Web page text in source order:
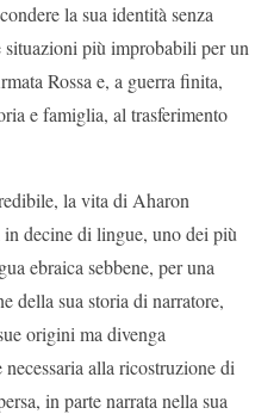
la sua identità senza
situazioni più improbabili per un
Rossa e, a guerra finita,
e famiglia, al trasferimento
la vita di Aharon
decine di lingue, uno dei più
ebraica sebbene, per una
della sua storia di narratore,
origini ma divenga
alla ricostruzione di
in parte narrata nella sua